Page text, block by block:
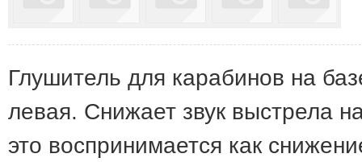
Глушитель для карабинов на
левая. Снижает звук выстрела
это воспринимается как